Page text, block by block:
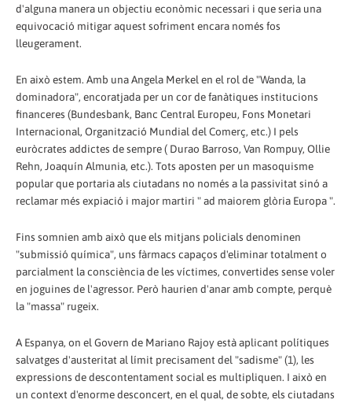
d'alguna manera un objectiu econòmic necessari i que seria una
equivocació mitigar aquest sofriment encara només fos
lleugerament.
En això estem. Amb una Angela Merkel en el rol de "Wanda, la
dominadora", encoratjada per un cor de fanàtiques institucions
financeres (Bundesbank, Banc Central Europeu, Fons Monetari
Internacional, Organització Mundial del Comerç, etc.) I pels
euròcrates addictes de sempre ( Durao Barroso, Van Rompuy, Ollie
Rehn, Joaquín Almunia, etc.). Tots aposten per un masoquisme
popular que portaria als ciutadans no només a la passivitat sinó a
reclamar més expiació i major martiri " ad maiorem glòria Europa ".
Fins somnien amb això que els mitjans policials denominen
"submissió química", uns fàrmacs capaços d'eliminar totalment o
parcialment la consciència de les víctimes, convertides sense voler
en joguines de l'agressor. Però haurien d'anar amb compte, perquè
la "massa" rugeix.
A Espanya, on el Govern de Mariano Rajoy està aplicant polítiques
salvatges d'austeritat al límit precisament del "sadisme" (1), les
expressions de descontentament social es multipliquen. I això en
un context d'enorme desconcert, en el qual, de sobte, els ciutadans